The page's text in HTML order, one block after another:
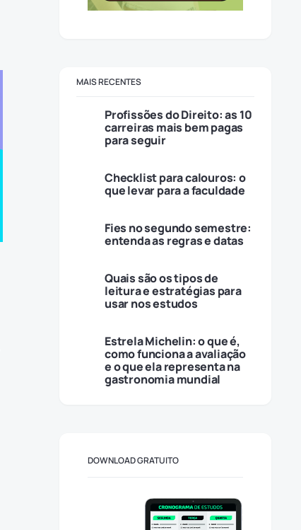
MAIS RECENTES
Profissões do Direito: as 10
carreiras mais bem pagas
para seguir
Checklist para calouros: o
que levar para a faculdade
Fies no segundo semestre:
entenda as regras e datas
Quais são os tipos de
leitura e estratégias para
usar nos estudos
Estrela Michelin: o que é,
como funciona a avaliação
e o que ela representa na
gastronomia mundial
DOWNLOAD GRATUITO